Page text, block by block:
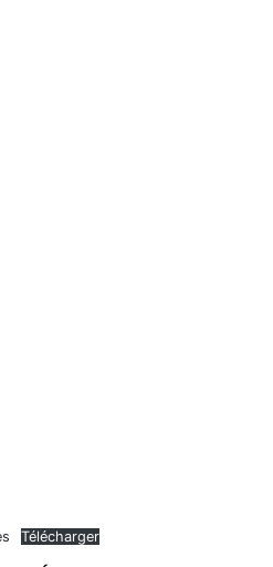
Télécharger